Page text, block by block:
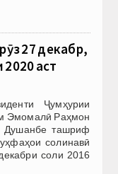
27 декабр,
аст
Ҷумҳурии
Эмомалӣ Раҳмон
ташриф
солинавӣ
соли 2016